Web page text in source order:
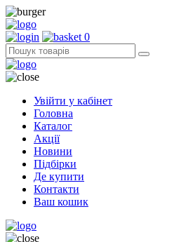
0
Увійти у кабінет
Головна
Каталог
Акції
Новини
Підбірки
Де купити
Контакти
Ваш кошик